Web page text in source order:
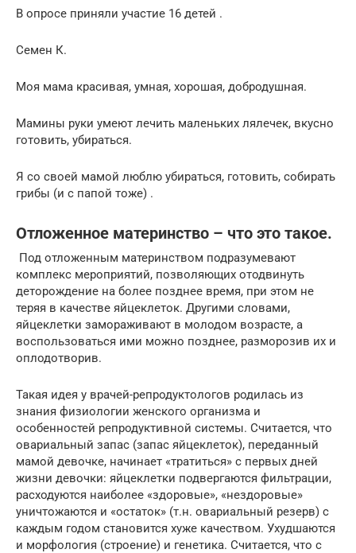
В опросе приняли участие 16 детей .
Семен К.
Моя мама красивая, умная, хорошая, добродушная.
Мамины руки умеют лечить маленьких лялечек, вкусно
готовить, убираться.
Я со своей мамой люблю убираться, готовить, собирать
грибы (и с папой тоже) .
Отложенное материнство – что это такое.
Под отложенным материнством подразумевают
комплекс мероприятий, позволяющих отодвинуть
деторождение на более позднее время, при этом не
теряя в качестве яйцеклеток. Другими словами,
яйцеклетки замораживают в молодом возрасте, а
воспользоваться ими можно позднее, разморозив их и
оплодотворив.
Такая идея у врачей-репродуктологов родилась из
знания физиологии женского организма и
особенностей репродуктивной системы. Считается, что
овариальный запас (запас яйцеклеток), переданный
мамой девочке, начинает «тратиться» с первых дней
жизни девочки: яйцеклетки подвергаются фильтрации,
расходуются наиболее «здоровые», «нездоровые»
уничтожаются и «остаток» (т.н. овариальный резерв) с
каждым годом становится хуже качеством. Ухудшаются
и морфология (строение) и генетика. Считается, что с